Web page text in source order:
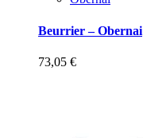
Beurrier – Obernai
73,05 €